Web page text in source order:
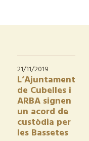
21/11/2019
L’Ajuntament
de Cubelles i
ARBA signen
un acord de
custòdia per
les Bassetes